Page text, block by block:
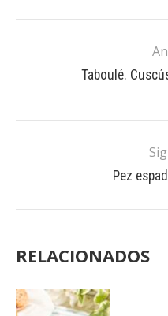
Taboulé.
Pez
RELACIONADOS